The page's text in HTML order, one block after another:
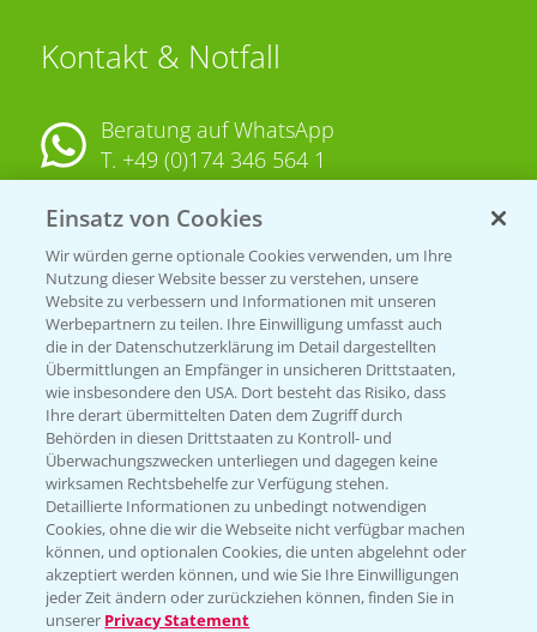
Kontakt & Notfall
Beratung auf WhatsApp
T. +49 (0)174 346 564 1
KONTAKT
Hilfe in Notfällen
T.+49 (0)214/30-20220
Folgen Sie uns
Einsatz von Cookies
Wir würden gerne optionale Cookies verwenden, um Ihre
Nutzung dieser Website besser zu verstehen, unsere
Website zu verbessern und Informationen mit unseren
Werbepartnern zu teilen. Ihre Einwilligung umfasst auch
die in der Datenschutzerklärung im Detail dargestellten
Übermittlungen an Empfänger in unsicheren Drittstaaten,
wie insbesondere den USA. Dort besteht das Risiko, dass
Ihre derart übermittelten Daten dem Zugriff durch
Behörden in diesen Drittstaaten zu Kontroll- und
Überwachungszwecken unterliegen und dagegen keine
wirksamen Rechtsbehelfe zur Verfügung stehen.
Detaillierte Informationen zu unbedingt notwendigen
Cookies, ohne die wir die Webseite nicht verfügbar machen
können, und optionalen Cookies, die unten abgelehnt oder
akzeptiert werden können, und wie Sie Ihre Einwilligungen
jeder Zeit ändern oder zurückziehen können, finden Sie in
unserer Privacy Statement